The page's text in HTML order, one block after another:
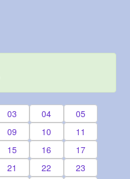
03 04
05
09 10
11
15 16
17
21 22
23